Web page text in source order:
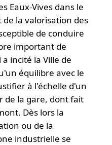
Eaux-Vives dans le
de la valorisation des
de conduire
important de
incité la Ville de
équilibre avec le
à l'échelle d'un
de la gare, dont fait
Dès lors la
ou de la
industrielle se